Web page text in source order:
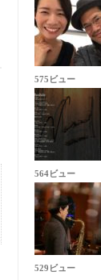
575ビュー
564ビュー
529ビュー